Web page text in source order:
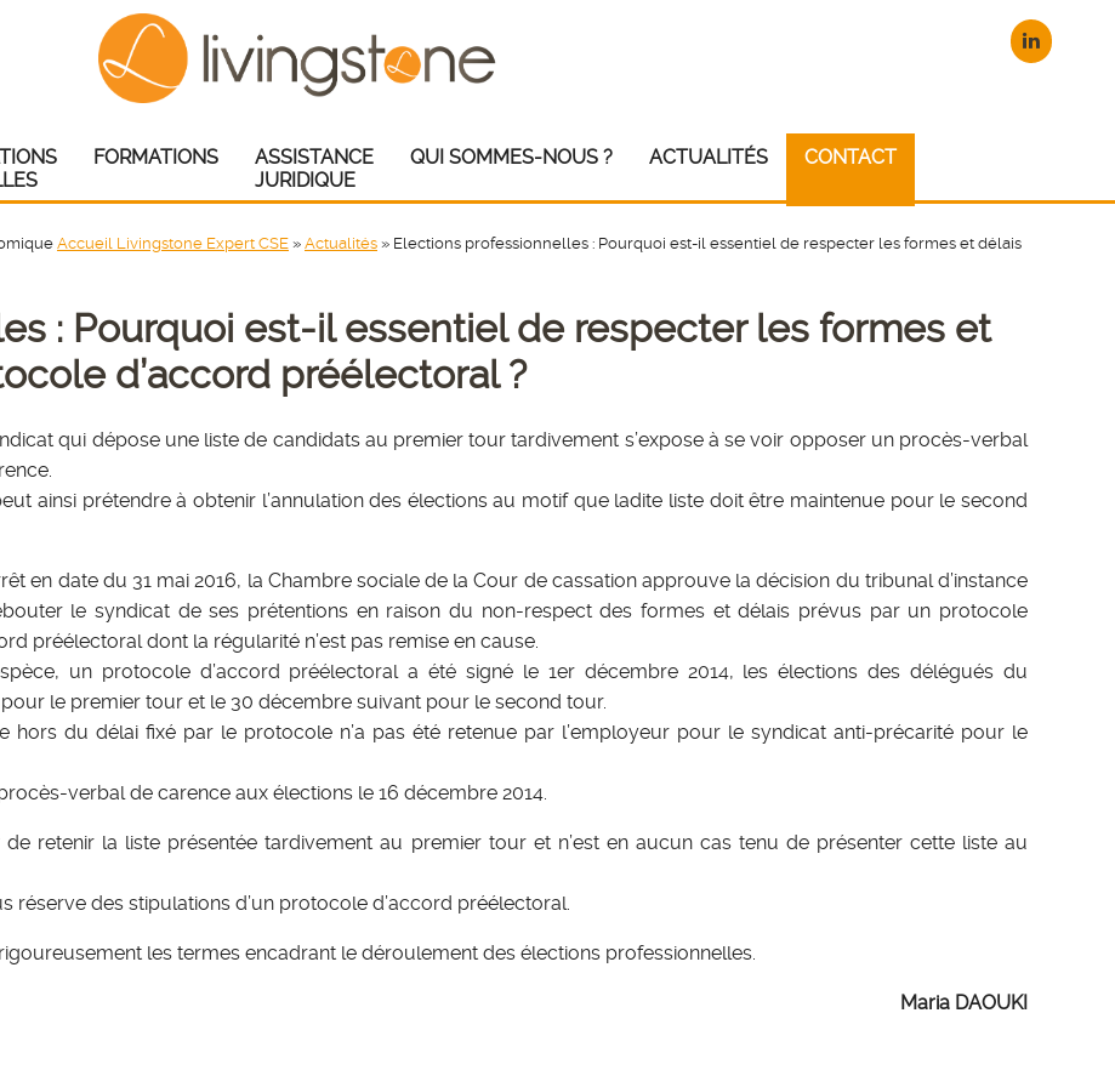
FORMATIONS
ASSISTANCE
JURIDIQUE
QUI SOMMES-NOUS ? ACTUALITÉS CONTACT
Accueil Livingstone Expert CSE » Actualités » Elections professionnelles : Pourquoi est-il essentiel de respecter les formes et délais
: Pourquoi est-il essentiel de respecter les formes et
d’accord préélectoral ?
qui dépose une liste de candidats au premier tour tardivement s’expose à se voir opposer un procès-verbal
ainsi prétendre à obtenir l’annulation des élections au motif que ladite liste doit être maintenue pour le second
en date du 31 mai 2016, la Chambre sociale de la Cour de cassation approuve la décision du tribunal d’instance
le syndicat de ses prétentions en raison du non-respect des formes et délais prévus par un protocole
préélectoral dont la régularité n’est pas remise en cause.
un protocole d’accord préélectoral a été signé le 1er décembre 2014, les élections des délégués du
le premier tour et le 30 décembre suivant pour le second tour.
hors du délai fixé par le protocole n’a pas été retenue par l’employeur pour le syndicat anti-précarité pour le
verbal de carence aux élections le 16 décembre 2014.
retenir la liste présentée tardivement au premier tour et n’est en aucun cas tenu de présenter cette liste au
réserve des stipulations d’un protocole d’accord préélectoral.
les termes encadrant le déroulement des élections professionnelles.
Maria DAOUKI